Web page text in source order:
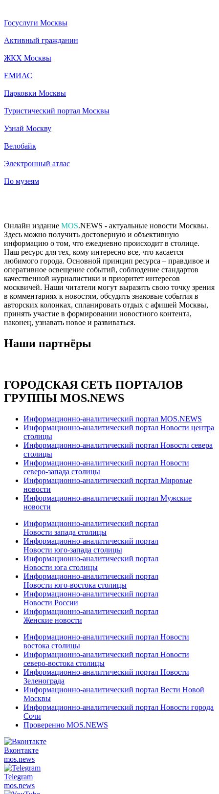
Госуслуги Москвы
Активный гражданин
ЖКХ Москвы
ЕМИАС
Парковки Москвы
Туристический портал Москвы
Узнай Москву
Велобайк
Электронный атлас
По музеям
Онлайн издание MOS.NEWS - актуальные новости Москвы.
Здесь можно получить достоверную и объективную
информацию о том, что ежедневно происходит в столице.
Наш ресурс для тех, кому интересно все, что касается
любимого города. Основной принцип ресурса – правдивое и
оперативное освещение событий, соблюдение стандартов
качественной журналистики и приоритет интересов
москвичей. Наши читатели могут выразить свою точку зрения
в комментариях к новостям, обсудить знаковые события в
авторских колонках, спланировать отдых с афишей Москвы,
принять участие в формировании новостного контента,
наконец, узнавать новое и развиваться.
Наши партнёры
ГОРОДСКАЯ СЕТЬ ПОРТАЛОВ
ГРУППЫ MOS.NEWS
Информационно-аналитический портал MOS.NEWS
Информационно-аналитический портал Новости центра
столицы
Информационно-аналитический портал Новости севера
столицы
Информационно-аналитический портал Новости
северо-запада столицы
Информационно-аналитический портал Мировые
новости
Информационно-аналитический портал Мужские
новости
Информационно-аналитический портал
Новости запада столицы
Информационно-аналитический портал
Новости юго-запада столицы
Информационно-аналитический портал
Новости юга столицы
Информационно-аналитический портал
Новости юго-востока столицы
Информационно-аналитический портал
Новости России
Информационно-аналитический портал
Женские новости
Информационно-аналитический портал Новости
востока столицы
Информационно-аналитический портал Новости
северо-востока столицы
Информационно-аналитический портал Новости
Зеленограда
Информационно-аналитический портал Вести Новой
Москвы
Информационно-аналитический портал Новости города
Сочи
Проверенно MOS.NEWS
Вконтакте
mos.news
Telegram
mos.news